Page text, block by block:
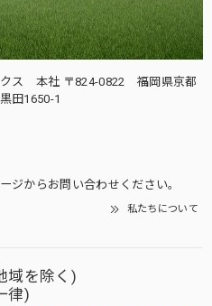
クス 本社 〒824-0822 福岡県京都
田1650-1
ジからお問い合わせください。
私たちについて
域を除く)
律)